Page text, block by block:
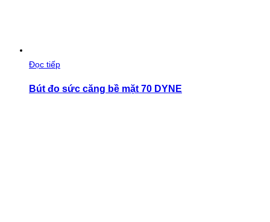
Đọc tiếp
Bút đo sức căng bề mặt 70 DYNE